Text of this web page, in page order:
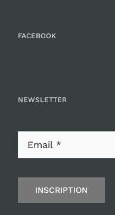
FACEBOOK
NEWSLETTER
INSCRIPTION